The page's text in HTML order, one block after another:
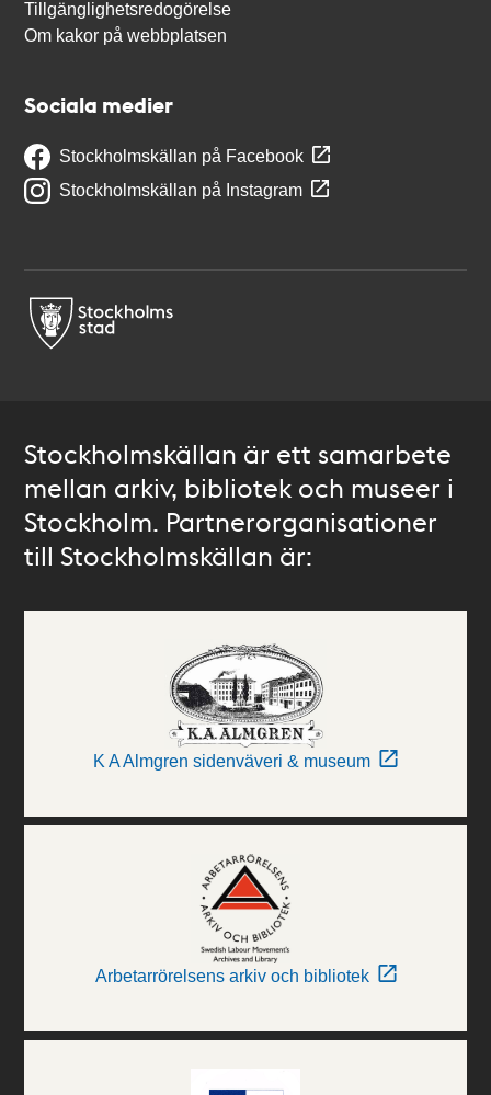
Tillgänglighetsredogörelse
Om kakor på webbplatsen
Sociala medier
Stockholmskällan på Facebook
Stockholmskällan på Instagram
Stockholmskällan är ett samarbete
mellan arkiv, bibliotek och museer i
Stockholm. Partnerorganisationer
till Stockholmskällan är:
K A Almgren sidenväveri & museum
Arbetarrörelsens arkiv och bibliotek